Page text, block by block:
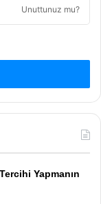
Unuttunuz mu?
Yapmanın